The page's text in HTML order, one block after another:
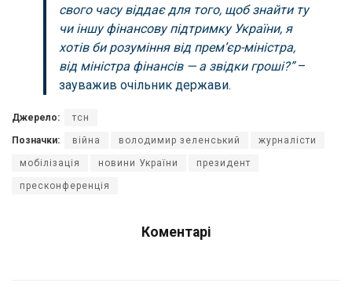
свого часу віддає для того, щоб знайти ту
чи іншу фінансову підтримку України, я
хотів би розуміння від прем’єр-міністра,
від міністра фінансів — а звідки гроші?”–
зауважив очільник держави.
Джерело: тсн
Позначки: війна володимир зеленський журналісти
мобілізація новини України президент
пресконференція
Коментарі